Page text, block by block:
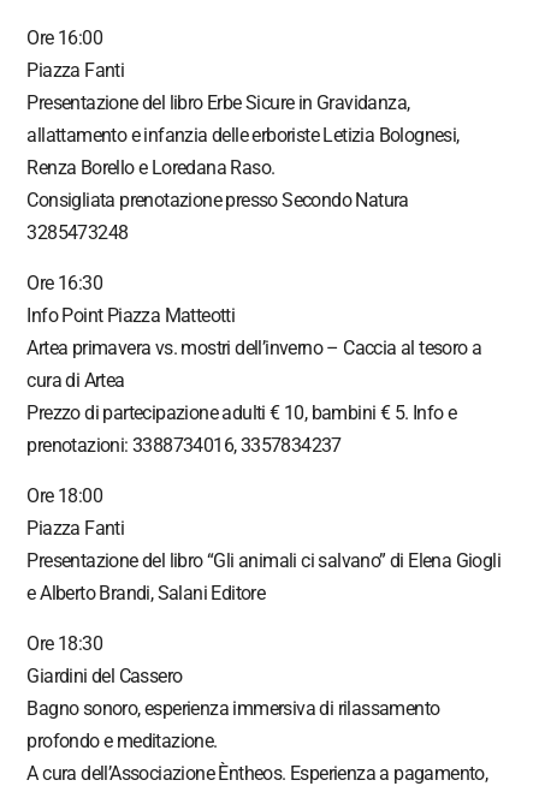
Ore 16:00
Piazza Fanti
Presentazione del libro Erbe Sicure in Gravidanza,
allattamento e infanzia delle erboriste Letizia Bolognesi,
Renza Borello e Loredana Raso.
Consigliata prenotazione presso Secondo Natura
3285473248
Ore 16:30
Info Point Piazza Matteotti
Artea primavera vs. mostri dell’inverno – Caccia al tesoro a
cura di Artea
Prezzo di partecipazione adulti € 10, bambini € 5. Info e
prenotazioni: 3388734016, 3357834237
Ore 18:00
Piazza Fanti
Presentazione del libro “Gli animali ci salvano” di Elena Giogli
e Alberto Brandi, Salani Editore
Ore 18:30
Giardini del Cassero
Bagno sonoro, esperienza immersiva di rilassamento
profondo e meditazione.
A cura dell’Associazione Èntheos. Esperienza a pagamento,